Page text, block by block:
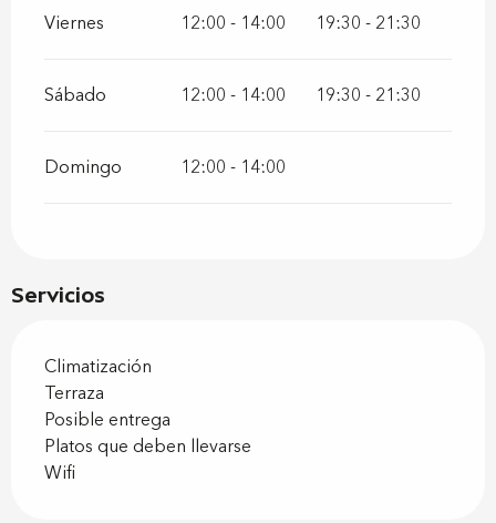
Servicios
Climatización
Terraza
Posible entrega
Platos que deben llevarse
Wifi
Viernes 12:00 - 14:00 19:30 - 21:30
Sábado 12:00 - 14:00 19:30 - 21:30
Domingo 12:00 - 14:00